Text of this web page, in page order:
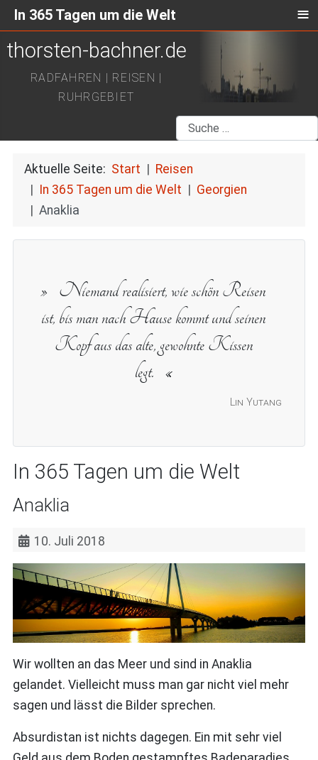
thorsten-bachner.de
RADFAHREN | REISEN |
RUHRGEBIET
Suchen
Aktuelle Seite: Start
Reisen
In 365 Tagen um die Welt
Georgien
Anaklia
Lin Yutang
Niemand realisiert, wie schön Reisen
ist, bis man nach Hause kommt und seinen
Kopf aus das alte, gewohnte Kissen
legt.
In 365 Tagen um die Welt
Anaklia
10. Juli 2018
Wir wollten an das Meer und sind in Anaklia
gelandet. Vielleicht muss man gar nicht viel mehr
sagen und lässt die Bilder sprechen.
Absurdistan ist nichts dagegen. Ein mit sehr viel
In 365 Tagen um die Welt ≡